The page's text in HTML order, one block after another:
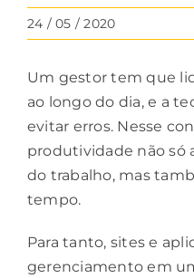
24 / 05 / 2020
Um gestor tem que
ao longo do dia, e a
evitar erros. Nesse
produtividade não só
do trabalho, mas
tempo.
Para tanto, sites e
gerenciamento em